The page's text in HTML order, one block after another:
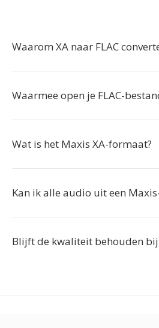
Waarom XA naar FLAC
Waarmee open je FLAC-
Wat is het Maxis XA-formaat?
Kan ik alle audio uit een
Blijft de kwaliteit behouden bij